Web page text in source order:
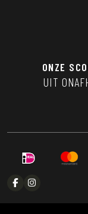
ONZE
UIT